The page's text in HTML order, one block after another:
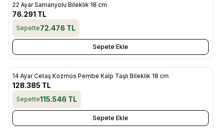
Yeni
Favorilere Ekle
22 Ayar Samanyolu Bileklik 18 cm
76.291 TL
Sepette72.476 TL
Sepete Ekle
Yeni
Favorilere Ekle
14 Ayar Cetaş Kozmos Pembe Kalp Taşlı Bileklik 18 cm
128.385 TL
Sepette115.546 TL
Sepete Ekle